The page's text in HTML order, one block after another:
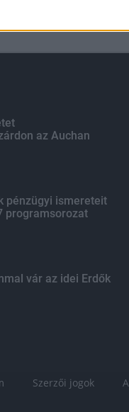
az Auchan
pénzügyi ismereteit
programsorozat
vár az idei Erdők
Szerzői jogok